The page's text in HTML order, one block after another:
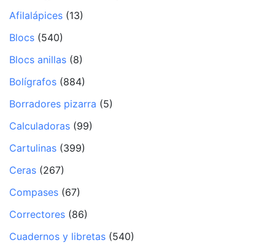
Afilalápices (13)
Blocs (540)
Blocs anillas (8)
Bolígrafos (884)
Borradores pizarra (5)
Calculadoras (99)
Cartulinas (399)
Ceras (267)
Compases (67)
Correctores (86)
Cuadernos y libretas (540)